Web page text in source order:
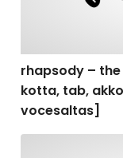
rhapsody –
kotta, tab,
vocesaltas]